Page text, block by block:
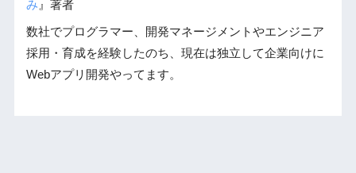
み 』著者
数社でプログラマー、開発マネージメントやエンジニア
採用・育成を経験したのち、現在は独立して企業向けに
Webアプリ開発やってます。